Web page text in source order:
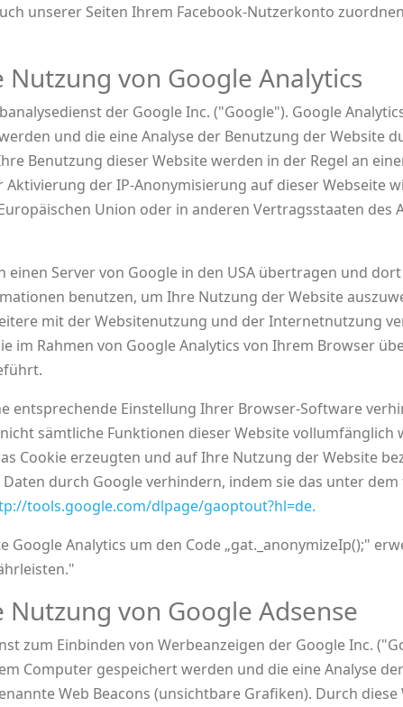
unserer Seiten Ihrem Facebook-Nutzerkonto
von Google Analytics
der Google Inc. ("Google"). Google
und die eine Analyse der Benutzung der Website
Benutzung dieser Website werden in der Regel an
der IP-Anonymisierung auf dieser Webseite
Union oder in anderen Vertragsstaaten des
einen Server von Google in den USA übertragen und
benutzen, um Ihre Nutzung der Website
mit der Websitenutzung und der Internetnutzung
im Rahmen von Google Analytics von Ihrem Browser
entsprechende Einstellung Ihrer Browser-Software
sämtliche Funktionen dieser Website vollumfänglich
Cookie erzeugten und auf Ihre Nutzung der Website
durch Google verhindern, indem sie das unter
tools.google.com/dlpage/gaoptout?hl=de.
Google Analytics um den Code „gat._anonymizeIp();"
von Google Adsense
zum Einbinden von Werbeanzeigen der Google Inc.
Computer gespeichert werden und die eine Analyse
Web Beacons (unsichtbare Grafiken). Durch diese